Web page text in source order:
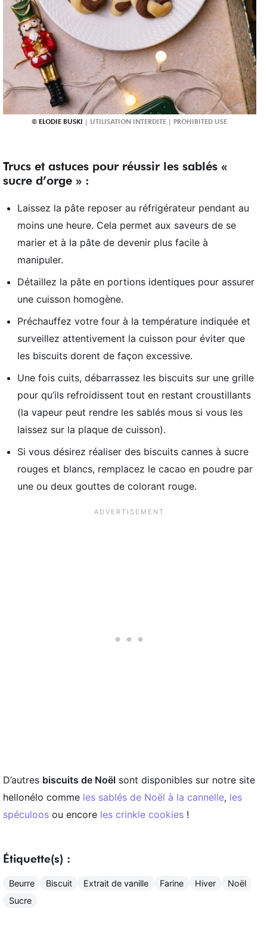
ELODIE BUSKI
Trucs et astuces pour réussir les sablés «
sucre d’orge » :
Laissez la pâte reposer au réfrigérateur pendant au
moins une heure. Cela permet aux saveurs de se
marier et à la pâte de devenir plus facile à
manipuler.
Détaillez la pâte en portions identiques pour assurer
une cuisson homogène.
Préchauffez votre four à la température indiquée et
surveillez attentivement la cuisson pour éviter que
les biscuits dorent de façon excessive.
Une fois cuits, débarrassez les biscuits sur une grille
pour qu’ils refroidissent tout en restant croustillants
(la vapeur peut rendre les sablés mous si vous les
laissez sur la plaque de cuisson).
Si vous désirez réaliser des biscuits cannes à sucre
rouges et blancs, remplacez le cacao en poudre par
une ou deux gouttes de colorant rouge.
D’autres biscuits de Noël sont disponibles sur notre site
hellonélo comme les sablés de Noël à la cannelle, les
spéculoos ou encore les crinkle cookies !
Étiquette(s) :
Beurre Biscuit Extrait de vanille Farine Hiver
Noël
Sucre